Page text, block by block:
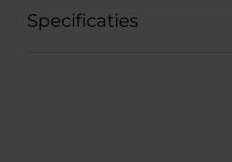
Specificaties